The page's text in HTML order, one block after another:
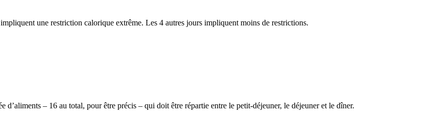
une restriction calorique extrême. Les 4 autres jours impliquent moins de restrictions.
– 16 au total, pour être précis – qui doit être répartie entre le petit-déjeuner, le déjeuner et le dîner.